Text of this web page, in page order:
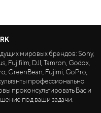
мировых брендов: Sony,
Fujifilm, DJI, Tamron, Godox,
GreenBean, Fujimi, GoPro,
профессионально
проконсультировать Вас и
под ваши задачи.